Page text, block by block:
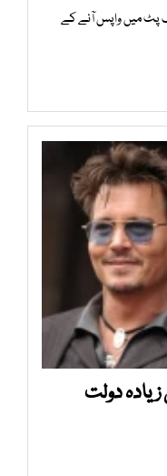
پٹ میں واپس آنے کے
زیادہ دولت